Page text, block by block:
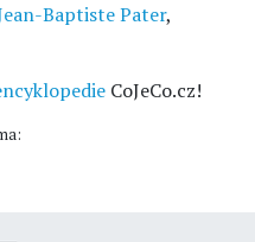
Baptiste Pater,
CoJeCo.cz!